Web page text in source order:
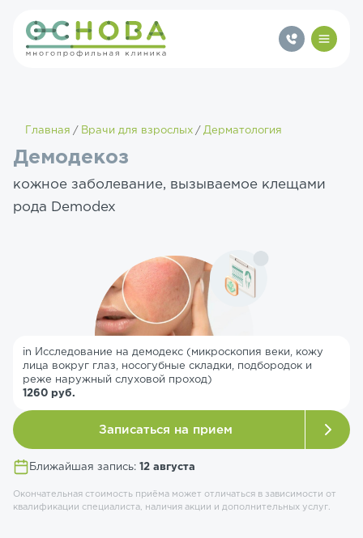
Главная Врачи для взрослых Дерматология
Демодекоз
кожное заболевание, вызываемое клещами
рода Demodex
Ближайшая запись: 12 августа
in Исследование на демодекс (микроскопия веки, кожу
лица вокруг глаз, носогубные складки, подбородок и
реже наружный слуховой проход)
1260 руб.
Записаться на прием
Окончательная стоимость приёма может отличаться в зависимости от
квалификации специалиста, наличия акции и дополнительных услуг.